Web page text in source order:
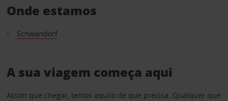
Onde estamos
Schwandorf
A sua viagem começa aqui
Assim que chegar, temos aquilo de que precisa. Qualquer que